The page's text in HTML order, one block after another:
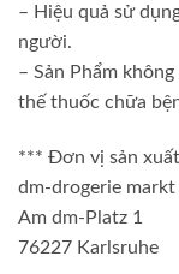
– Hiệu quả sử
người.
– Sản Phẩm
thế thuốc chữa
*** Đơn vị sản
dm-drogerie markt
Am dm-Platz 1
76227 Karlsruhe